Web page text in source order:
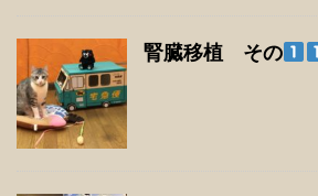
腎臓移植 その